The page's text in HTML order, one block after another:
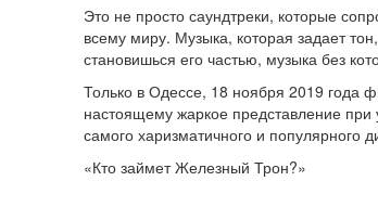
Это не просто саундтреки, которые
всему миру. Музыка, которая задает
становишься его частью, музыка без
Только в Одессе, 18 ноября 2019 года
настоящему жаркое представление
самого харизматичного и
«Кто займет Железный Трон?»